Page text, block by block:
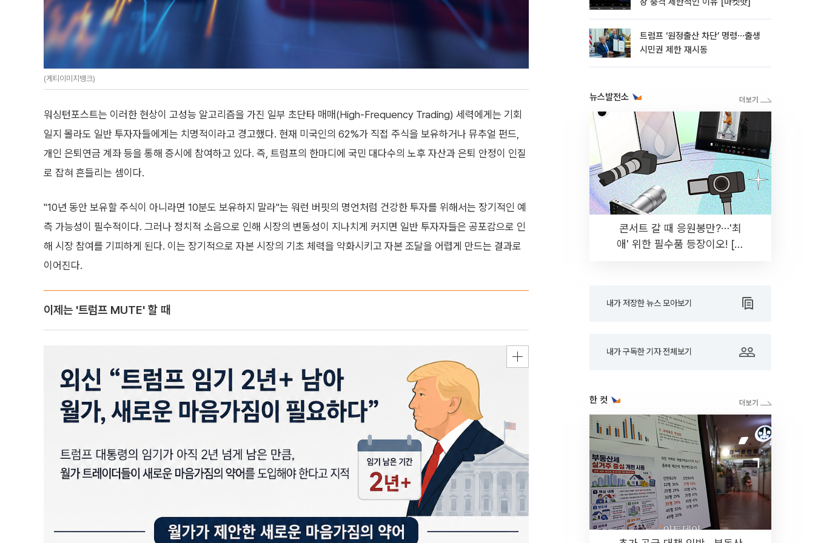
(게티이미지뱅크)
워싱턴포스트는 이러한 현상이 고성능 알고리즘을 가진 일부 초단타 매매(High-Frequency Trading) 세력에게는 기회
일지 몰라도 일반 투자자들에게는 치명적이라고 경고했다. 현재 미국인의 62%가 직접 주식을 보유하거나 뮤추얼 펀드,
개인 은퇴연금 계좌 등을 통해 증시에 참여하고 있다. 즉, 트럼프의 한마디에 국민 대다수의 노후 자산과 은퇴 안정이 인질
로 잡혀 흔들리는 셈이다.
"10년 동안 보유할 주식이 아니라면 10분도 보유하지 말라"는 워런 버핏의 명언처럼 건강한 투자를 위해서는 장기적인 예
측 가능성이 필수적이다. 그러나 정치적 소음으로 인해 시장의 변동성이 지나치게 커지면 일반 투자자들은 공포감으로 인
해 시장 참여를 기피하게 된다. 이는 장기적으로 자본 시장의 기초 체력을 약화시키고 자본 조달을 어렵게 만드는 결과로
이어진다.
이제는 '트럼프 MUTE' 할 때
트럼프 ‘원정출산 차단’ 명령⋯출생
시민권 제한 재시동
뉴스발전소
콘서트 갈 때 응원봉만?⋯'최
애' 위한 필수품 등장이오! [솔
내가 저장한 뉴스 모아보기
내가 구독한 기자 전체보기
한 컷